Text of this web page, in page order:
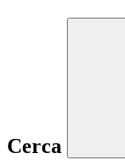
Cerca